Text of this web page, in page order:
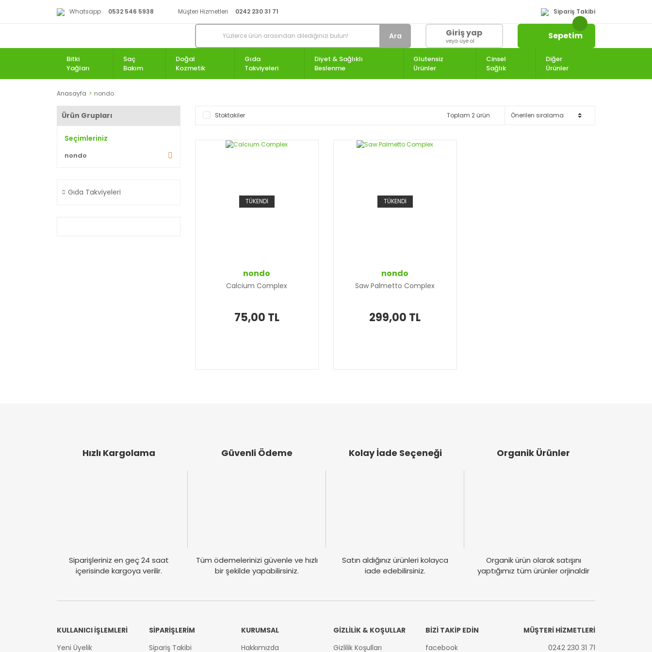
Whatsapp 0532 546 5938 Müşteri Hizmetleri 0242 230 31 71 Sipariş Takibi
Ara Giriş yap
veya üye ol Sepetim
Bitki
Yağları
Saç
Bakım
Doğal
Kozmetik
Gıda
Takviyeleri
Diyet & Sağlıklı
Beslenme
Glutensiz
Ürünler
Cinsel
Sağlık
Diğer
Ürünler
Anasayfa nondo
Ürün Grupları
Seçimleriniz
nondo
Gıda Takviyeleri
Stoktakiler Toplam 2 ürün
TÜKENDİ
nondo
Calcium Complex
75,00 TL
TÜKENDİ
nondo
Saw Palmetto Complex
299,00 TL
Hızlı Kargolama
Siparişleriniz en geç 24 saat
içerisinde kargoya verilir.
Güvenli Ödeme
Tüm ödemelerinizi güvenle ve hızlı
bir şekilde yapabilirsiniz.
Kolay İade Seçeneği
Satın aldığınız ürünleri kolayca
iade edebilirsiniz.
Organik Ürünler
Organik ürün olarak satışını
yaptığımız tüm ürünler orjinaldir
KULLANICI İŞLEMLERİ
Yeni Üyelik
SİPARİŞLERİM
Sipariş Takibi
KURUMSAL
Hakkımızda
GİZLİLİK & KOŞULLAR
Gizlilik Koşulları
BİZİ TAKİP EDİN
facebook
MÜŞTERİ HİZMETLERİ
0242 230 31 71